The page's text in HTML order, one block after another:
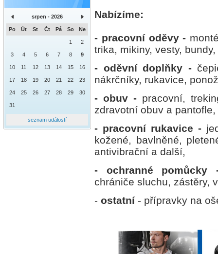
srpen - 2026
Po Út St Čt Pá So Ne
1 2
3 4 5 6 7 8 9
10 11 12 13 14 15 16
17 18 19 20 21 22 23
24 25 26 27 28 29 30
31
seznam událostí
Nabízíme:
- pracovní oděvy -
trika, mikiny, vesty,
- oděvní doplňky -
nákrčníky, rukavice,
- obuv - pracovní,
zdravotní obuv a
- pracovní rukavice -
kožené, bavlněné,
antivibrační a další,
- ochranné
chrániče sluchu, zástěry,
-ostatní - přípravky na